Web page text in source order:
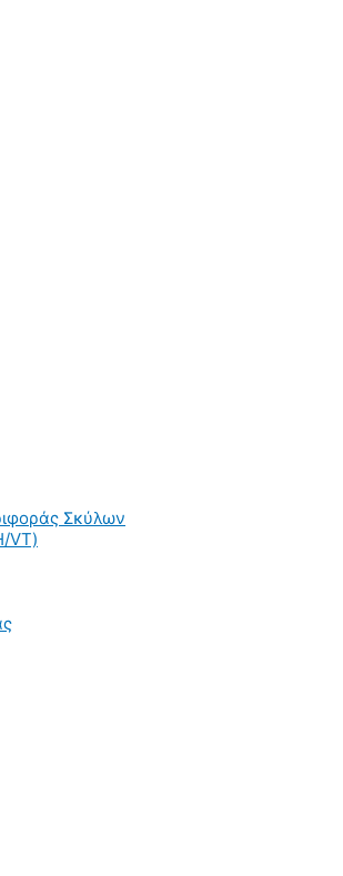
Σκύλων
VT)